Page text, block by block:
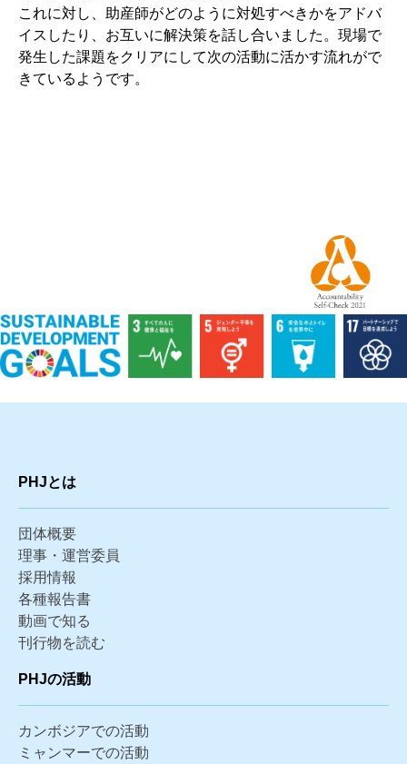
これに対し、助産師がどのように対処すべきかをアドバ
イスしたり、お互いに解決策を話し合いました。現場で
発生した課題をクリアにして次の活動に活かす流れがで
きているようです。
PHJとは
団体概要
理事・運営委員
採用情報
各種報告書
動画で知る
刊行物を読む
PHJの活動
カンボジアでの活動
ミャンマーでの活動